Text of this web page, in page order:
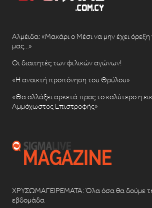
Αλμέιδα: «Μακάρι ο Μέσι να μην έχει όρεξη
μας…»
Οι διαιτητές των φιλικών αγώνων!
«Η ανοικτή προπόνηση του Θρύλου»
«Θα αλλάξει αρκετά προς το καλύτερο η
Αμμόχωστος Επιστροφής»
ΧΡΥΣΩΜΑΓΕΙΡΕΜΑΤΑ: Όλα όσα θα δούμε
εβδομάδα